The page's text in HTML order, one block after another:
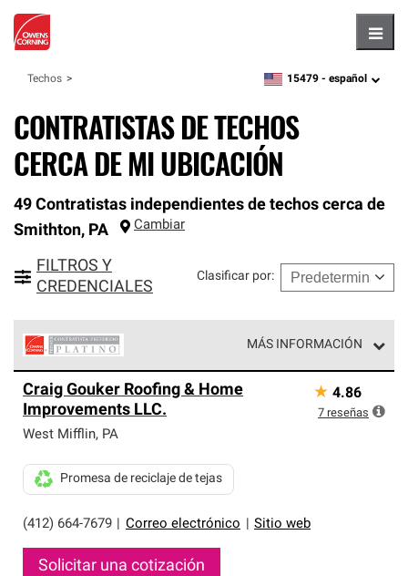
Techos zipcode, language
15479 - español
CONTRATISTAS DE TECHOS
CERCA DE MI UBICACIÓN
49 Contratistas independientes de techos cerca de
Smithton, PA Cambiar
FILTROS Y
CREDENCIALES
Clasificar por:
MÁS INFORMACIÓN
Corning constituyen el nivel superior de nuestra red
exclusiva y cumplen con estándares estrictos de
profesionalismo, confiabilidad y destreza incomparable.
sistemas de techos.
Craig Gouker Roofing & Home
Improvements LLC.
West Mifflin, PA
(412) 664-7679 Correo electrónico Sitio web
Promesa de reciclaje de tejas
Solicitar una cotización
★ 4.86
7 reseñas